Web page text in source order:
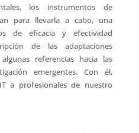
los instrumentos de
para llevarla a cabo, una
de eficacia y efectividad
de las adaptaciones
referencias hacia las
emergentes. Con él,
a profesionales de nuestro